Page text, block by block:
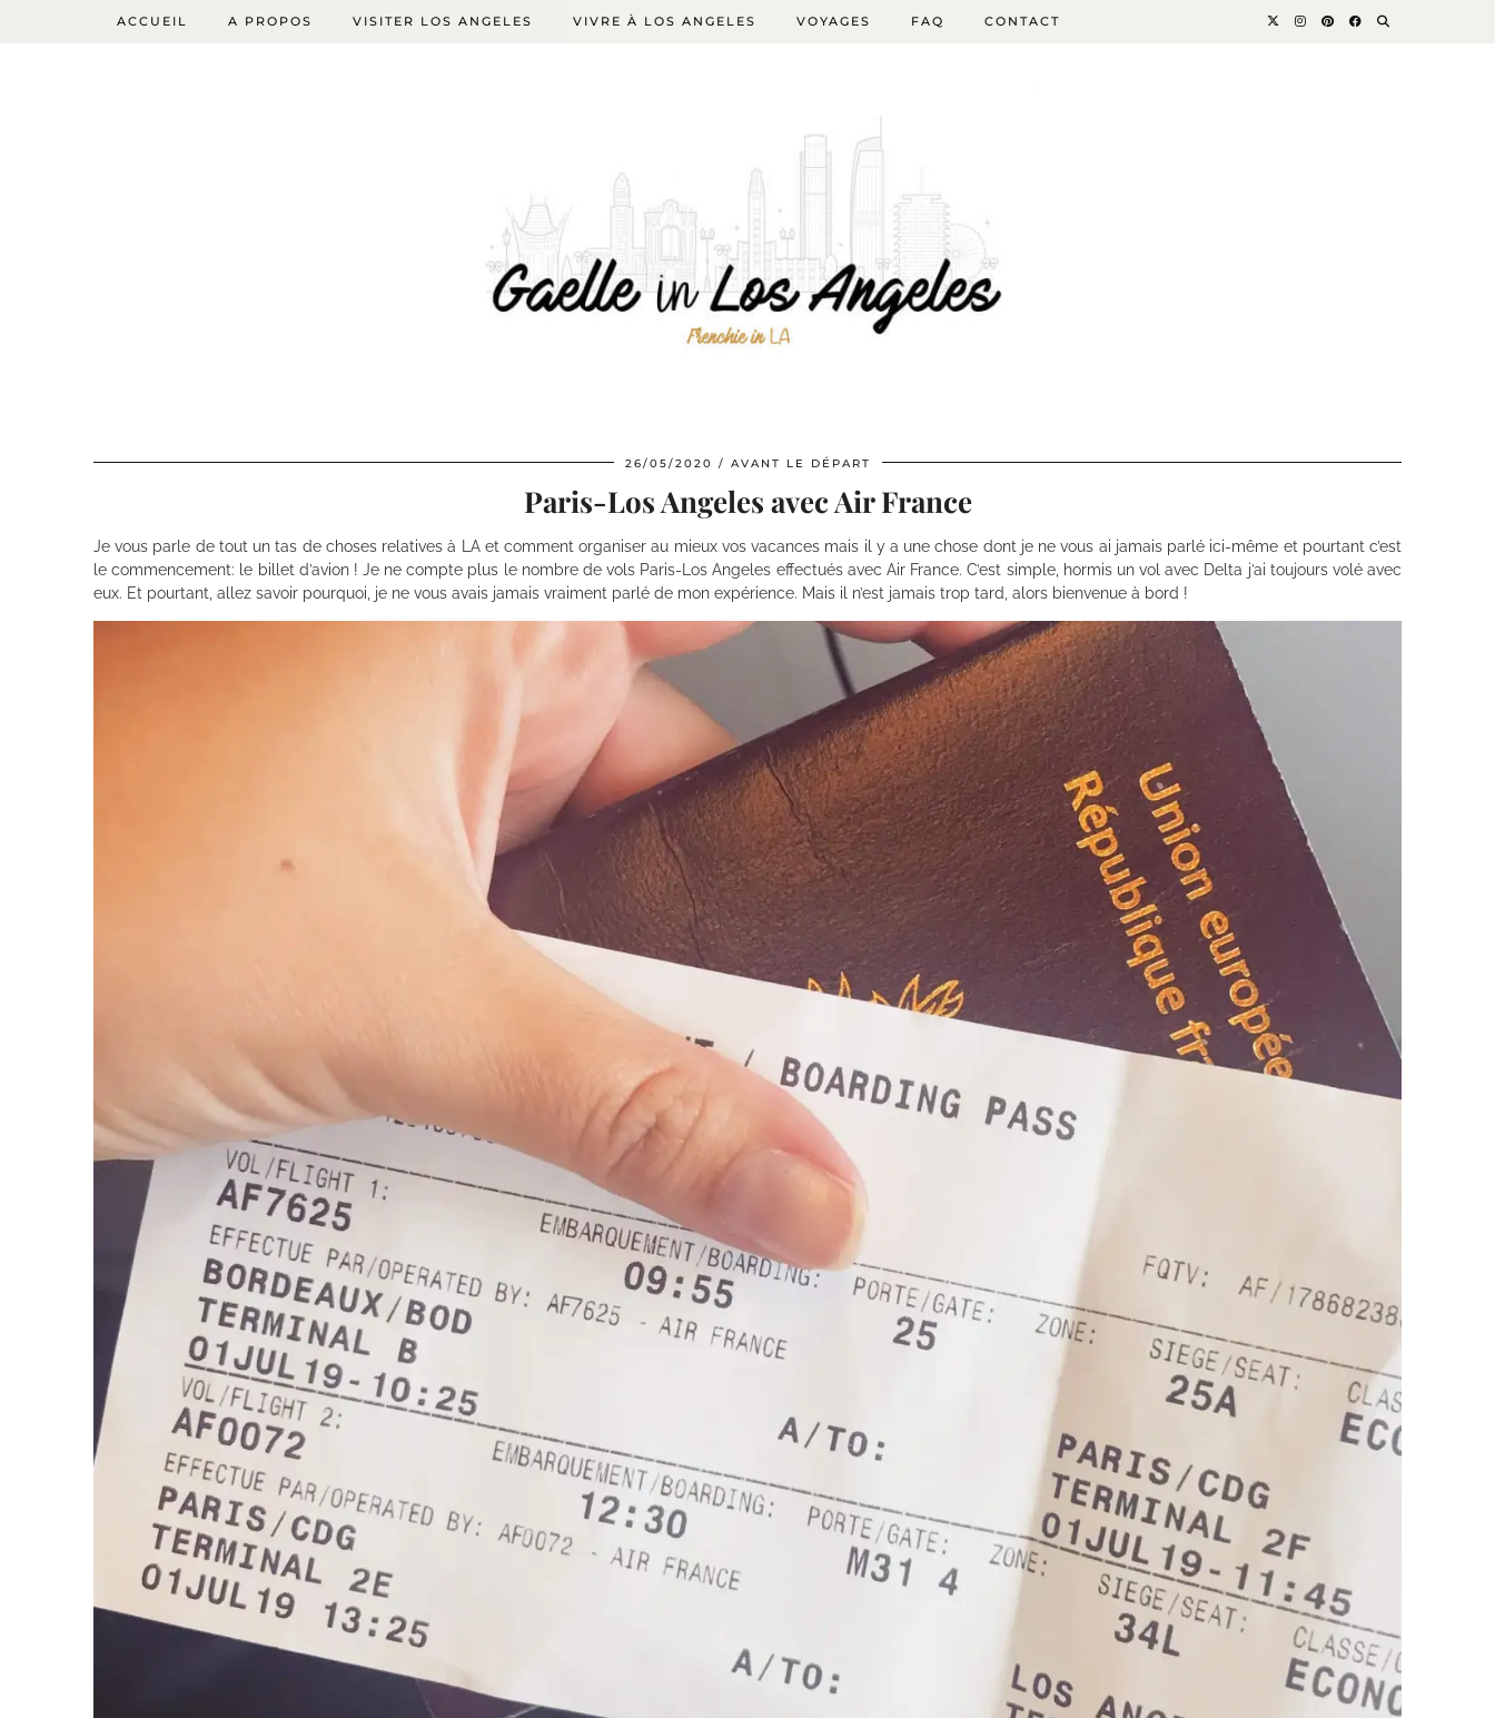
ACCUEIL A PROPOS VISITER LOS ANGELES VIVRE À LOS ANGELES VOYAGES FAQ CONTACT
26/05/2020 AVANT LE DÉPART
Paris-Los Angeles avec Air France
Je vous parle de tout un tas de choses relatives à LA et comment organiser au mieux vos vacances mais il y a une chose dont je ne vous ai jamais parlé ici-même et pourtant c’est
le commencement: le billet d’avion ! Je ne compte plus le nombre de vols Paris-Los Angeles effectués avec Air France. C’est simple, hormis un vol avec Delta j’ai toujours volé avec
eux. Et pourtant, allez savoir pourquoi, je ne vous avais jamais vraiment parlé de mon expérience. Mais il n’est jamais trop tard, alors bienvenue à bord !